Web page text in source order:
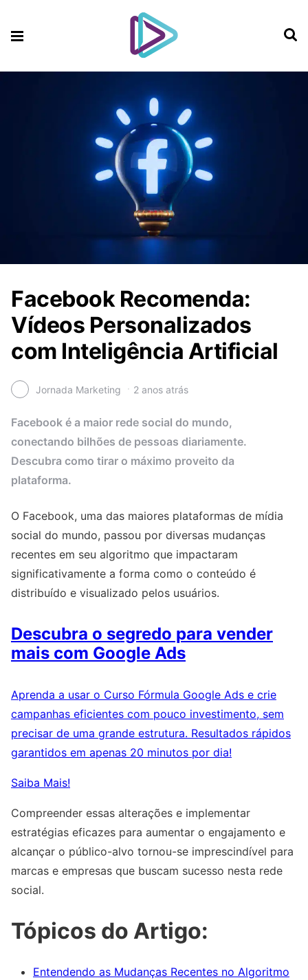
Facebook Recomenda:
Vídeos Personalizados
com Inteligência Artificial
Jornada Marketing 2 anos atrás
Facebook é a maior rede social do mundo,
conectando bilhões de pessoas diariamente.
Descubra como tirar o máximo proveito da
plataforma.
O Facebook, uma das maiores plataformas de mídia
social do mundo, passou por diversas mudanças
recentes em seu algoritmo que impactaram
significativamente a forma como o conteúdo é
distribuído e visualizado pelos usuários.
Descubra o segredo para vender
mais com Google Ads
Aprenda a usar o Curso Fórmula Google Ads e crie
campanhas eficientes com pouco investimento, sem
precisar de uma grande estrutura. Resultados rápidos
garantidos em apenas 20 minutos por dia!
Saiba Mais!
Compreender essas alterações e implementar
estratégias eficazes para aumentar o engajamento e
alcançar o público-alvo tornou-se imprescindível para
marcas e empresas que buscam sucesso nesta rede
social.
Tópicos do Artigo:
Entendendo as Mudanças Recentes no Algoritmo